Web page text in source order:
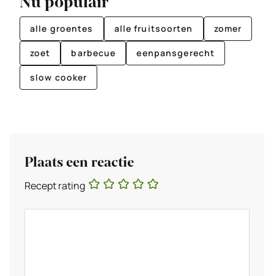
alle groentes alle fruitsoorten zomer
zoet barbecue eenpansgerecht
slow cooker
Plaats een reactie
Recept rating